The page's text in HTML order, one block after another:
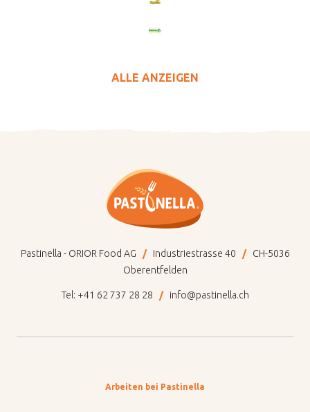
ALLE ANZEIGEN
Pastinella - ORIOR Food AG Industriestrasse 40
CH-5036
Oberentfelden
Tel: +41 62 737 28 28 info@pastinella.ch
Arbeiten bei Pastinella